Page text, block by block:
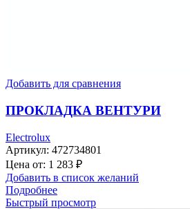
Добавить для сравнения
ПРОКЛАДКА ВЕНТУРИ
Electrolux
Артикул: 472734801
Цена от: 1 283 ₽
Добавить в список желаний
Подробнее
Быстрый просмотр